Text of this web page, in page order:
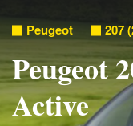
Peugeot 207
Peugeot
Active